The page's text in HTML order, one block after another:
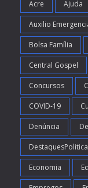
Acre Ajuda
Auxilio
Bolsa Família
Central Gospel
Concursos
COVID-19
Denúncia
DestaquesPolitica
Economia